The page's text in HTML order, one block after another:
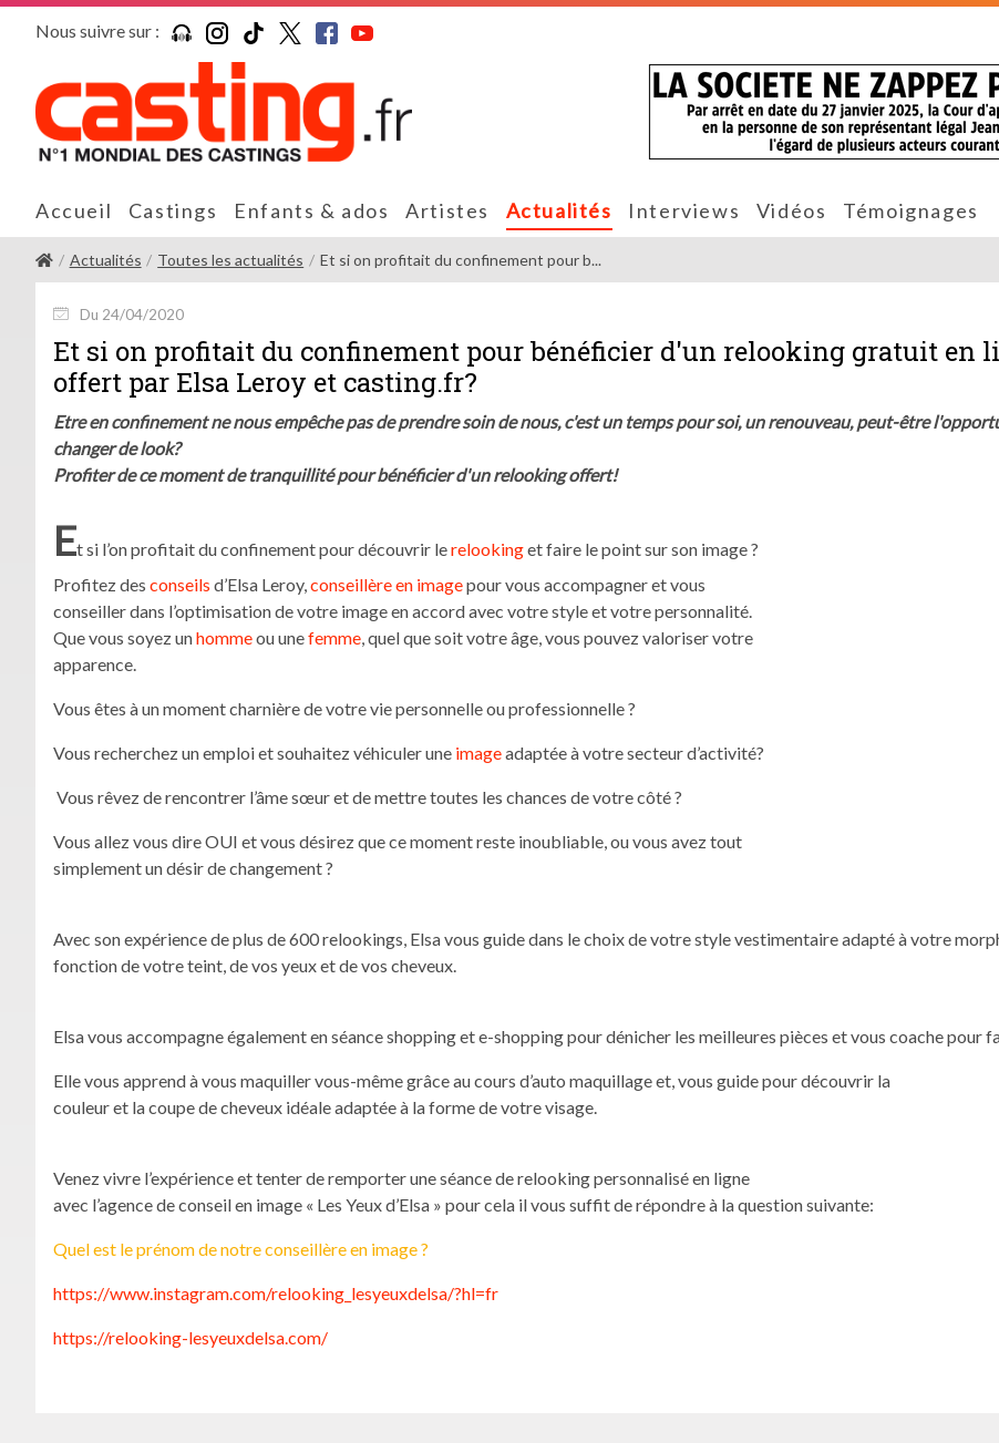
Nous suivre sur :
Accueil Castings Enfants & ados Artistes Actualités Interviews Vidéos Témoignages
Actualités Toutes les actualités Et si on profitait du confinement pour b...
Du 24/04/2020
Et si on profitait du confinement pour bénéficier d'un relooking gratuit en
offert par Elsa Leroy et casting.fr?
Etre en confinement ne nous empêche pas de prendre soin de nous, c'est un temps pour soi, un renouveau, peut-être
changer de look?
Profiter de ce moment de tranquillité pour bénéficier d'un relooking offert!
Et si l’on profitait du confinement pour découvrir lerelookinget faire le point sur son image ?
Profitez des conseils d’Elsa Leroy,conseillère en imagepour vous accompagner et vous
conseiller dans l’optimisation de votre image en accord avec votre style et votre personnalité.
Que vous soyez unhommeou unefemme, quel que soit votre âge, vous pouvez valoriser votre
apparence.
Vous êtes à un moment charnière de votre vie personnelle ou professionnelle ?
Vous recherchez un emploi et souhaitez véhiculer une imageadaptée à votre secteur d’activité?
Vous rêvez de rencontrer l’âme sœur et de mettre toutes les chances de votre côté ?
Vous allez vous dire OUI et vous désirez que ce moment reste inoubliable, ou vous avez tout
simplement un désir de changement ?
Avec son expérience de plus de 600 relookings, Elsa vous guide dans le choix de votre style vestimentaire adapté à votre
fonction de votre teint, de vos yeux et de vos cheveux.
Elsa vous accompagne également en séance shopping et e-shopping pour dénicher les meilleures pièces et vous coache pour
Elle vous apprend à vous maquiller vous-même grâce au cours d’auto maquillage et, vous guide pour découvrir la
couleur et la coupe de cheveux idéale adaptée à la forme de votre visage.
Venez vivre l’expérience et tenter de remporter une séance de relooking personnalisé en ligne
avec l’agence de conseil en image « Les Yeux d’Elsa » pour cela il vous suffit de répondre à la question suivante:
Quel est le prénom de notre conseillère en image ?
https://www.instagram.com/relooking_lesyeuxdelsa/?hl=fr
https://relooking-lesyeuxdelsa.com/